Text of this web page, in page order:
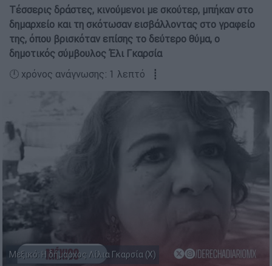
Τέσσερις δράστες, κινούμενοι με σκούτερ, μπήκαν στο
δημαρχείο και τη σκότωσαν εισβάλλοντας στο γραφείο
της, όπου βρισκόταν επίσης το δεύτερο θύμα, ο
δημοτικός σύμβουλος Έλι Γκαρσία
🕛 χρόνος ανάγνωσης: 1 λεπτό ┋
Μεξικό: Η δήμαρχος Λίλια Γκαρσία (X)